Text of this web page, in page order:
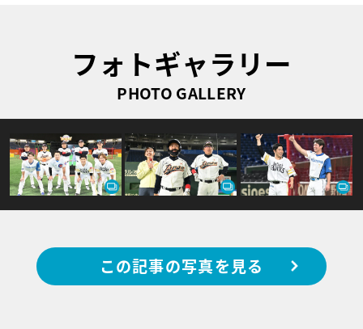
フォトギャラリー
PHOTO GALLERY
この記事の写真を見る